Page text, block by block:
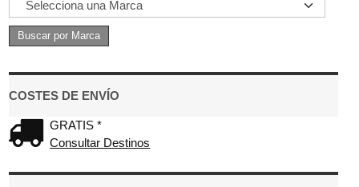
COSTES DE ENVÍO
GRATIS *
Consultar Destinos